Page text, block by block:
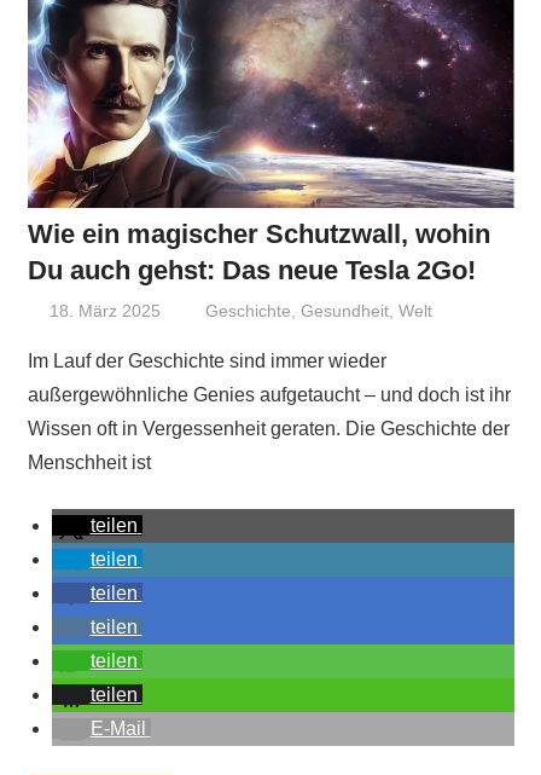
Wie ein magischer Schutzwall, wohin
Du auch gehst: Das neue Tesla 2Go!
18. März 2025 Niki Vogt
Geschichte ,Gesundheit ,Welt
Im Lauf der Geschichte sind immer wieder
außergewöhnliche Genies aufgetaucht – und doch ist ihr
Wissen oft in Vergessenheit geraten. Die Geschichte der
Menschheit ist
teilen
teilen
teilen
teilen
teilen
teilen
E-Mail